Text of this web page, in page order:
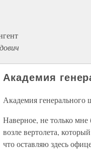
Академия
Академия генерального
Наверное, не только
возле вертолета,
что оставляю здесь